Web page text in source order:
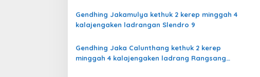
Gendhing Jakamulya kethuk 2 kerep minggah 4
kalajengaken ladrangan Slendro 9
Gendhing Jaka Calunthang kethuk 2 kerep
minggah 4 kalajengaken ladrang Rangsang